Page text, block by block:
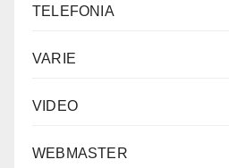
TELEFONIA
VARIE
VIDEO
WEBMASTER